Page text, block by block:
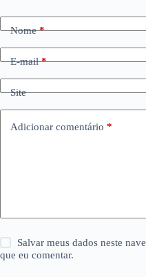
Nome*
E-mail*
Site
Adicionar comentário *
Salvar meus dados neste
que eu comentar.